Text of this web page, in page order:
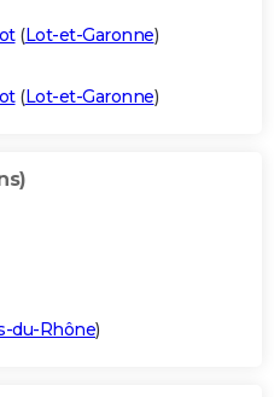
(Lot-et-Garonne)
(Lot-et-Garonne)
du-Rhône)